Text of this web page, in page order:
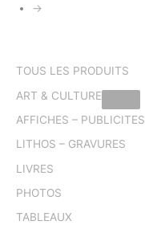
→
TOUS LES PRODUITS
ART & CULTURE
AFFICHES – PUBLICITES
LITHOS – GRAVURES
LIVRES
PHOTOS
TABLEAUX